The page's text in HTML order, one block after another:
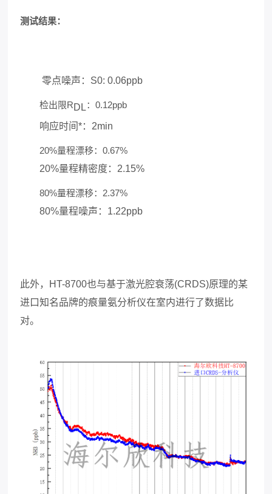
测试结果：
零点噪声：S0: 0.06ppb
检出限RDL：0.12ppb
响应时间*：2min
20%量程漂移：0.67%
20%量程精密度：2.15%
80%量程漂移：2.37%
80%量程噪声：1.22ppb
此外，HT-8700也与基于激光腔衰荡(CRDS)原理的某
进口知名品牌的痕量氨分析仪在室内进行了数据比
对。